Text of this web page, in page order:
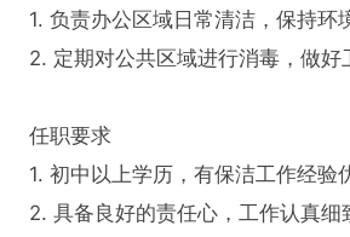
1. 负责办公区域日常清洁，保持环
2. 定期对公共区域进行消毒，做好
任职要求
1. 初中以上学历，有保洁工作经验
2. 具备良好的责任心，工作认真细